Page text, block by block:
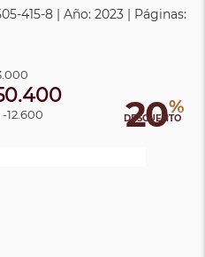
415-8 | Año: 2023 | Páginas:
20%
DESCUENTO
12.600